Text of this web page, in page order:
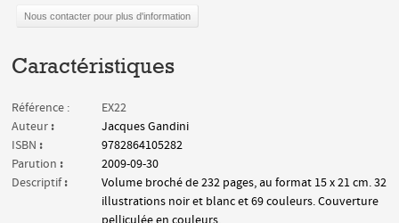
Nous contacter pour plus d'information
Caractéristiques
Référence :
EX22
Auteur :
Jacques Gandini
ISBN :
9782864105282
Parution :
2009-09-30
Descriptif:
Volume broché de 232 pages, au format 15 x 21 cm. 32
illustrations noir et blanc et 69 couleurs. Couverture